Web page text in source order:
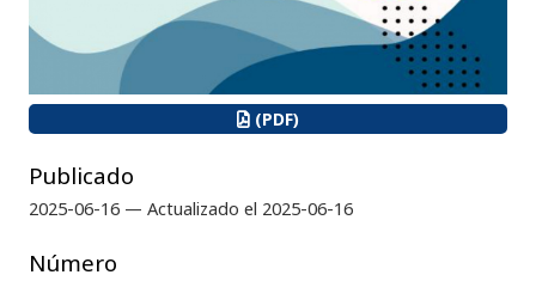
(PDF)
Publicado
2025-06-16 — Actualizado el 2025-06-16
Número